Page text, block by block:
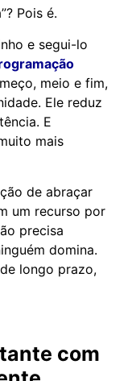
Pois é.
e segui-lo
meio e fim,
Ele reduz
E
mais
de abraçar
um recurso por
precisa
domina.
longo prazo,
com